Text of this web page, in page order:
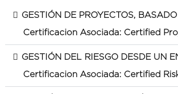
GESTIÓN DE PROYECTOS,
Certificacion Asociada: Certified
GESTIÓN DEL RIESGO DESDE UN
Certificacion Asociada: Certified